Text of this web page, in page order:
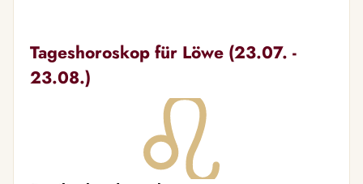
Tageshoroskop für Löwe (23.07. -
23.08.)